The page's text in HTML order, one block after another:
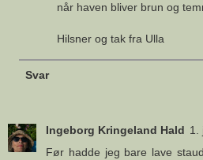
når haven bliver brun og
Hilsner og tak fra Ulla
Svar
Ingeborg Kringeland Hald 1.
Før hadde jeg bare lave